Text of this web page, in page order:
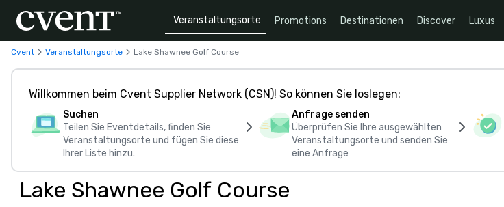
Veranstaltungsorte Promotions Destinationen Discover Luxus
Cvent Veranstaltungsorte Lake Shawnee Golf Course
Willkommen beim Cvent Supplier Network (CSN)! So können Sie loslegen:
Suchen
Teilen Sie Eventdetails, finden Sie
Veranstaltungsorte und fügen Sie diese
Ihrer Liste hinzu.
Anfrage senden
Überprüfen Sie Ihre ausgewählten
Veranstaltungsorte und senden Sie
eine Anfrage
Lake Shawnee Golf Course